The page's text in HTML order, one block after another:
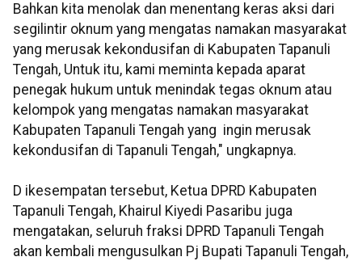
Bahkan kita menolak dan menentang keras aksi dari
segilintir oknum yang mengatas namakan masyarakat
yang merusak kekondusifan di Kabupaten Tapanuli
Tengah, Untuk itu, kami meminta kepada aparat
penegak hukum untuk menindak tegas oknum atau
kelompok yang mengatas namakan masyarakat
Kabupaten Tapanuli Tengah yang ingin merusak
kekondusifan di Tapanuli Tengah," ungkapnya.
D ikesempatan tersebut, Ketua DPRD Kabupaten
Tapanuli Tengah, Khairul Kiyedi Pasaribu juga
mengatakan, seluruh fraksi DPRD Tapanuli Tengah
akan kembali mengusulkan Pj Bupati Tapanuli Tengah,